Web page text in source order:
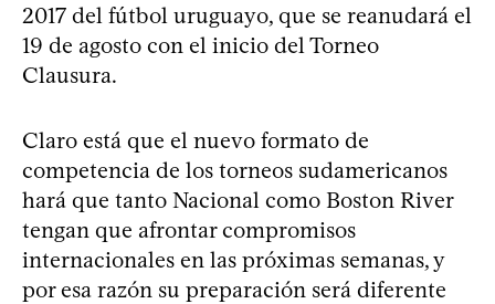
2017 del fútbol uruguayo, que se reanudará el
19 de agosto con el inicio del Torneo
Clausura.
Claro está que el nuevo formato de
competencia de los torneos sudamericanos
hará que tanto Nacional como Boston River
tengan que afrontar compromisos
internacionales en las próximas semanas, y
por esa razón su preparación será diferente